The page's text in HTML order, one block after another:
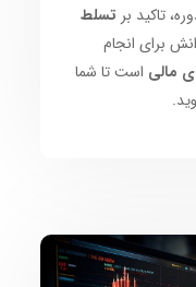
تاکید بر تسلط
برای انجام
مالی است تا شما